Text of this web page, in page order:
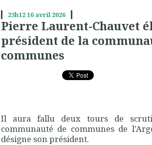
23h1216 avril 2026
Pierre Laurent-Chauvet
président de la
communes
Il aura fallu deux tours de
communauté de communes de
désigne son président.